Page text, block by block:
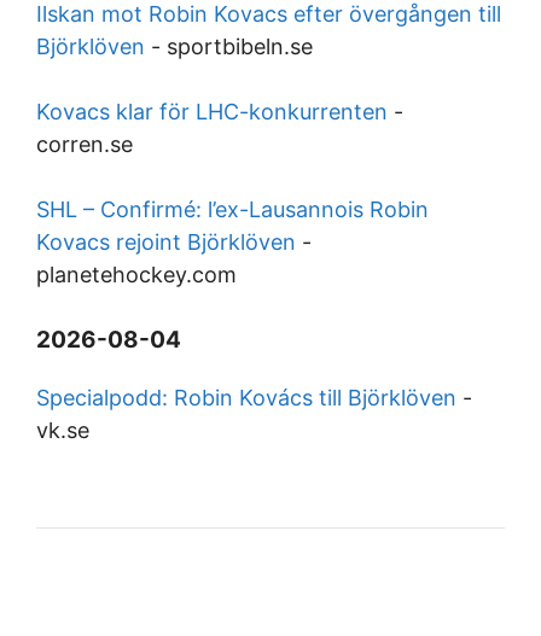
Ilskan mot Robin Kovacs efter övergången till
Björklöven - sportbibeln.se
Kovacs klar för LHC-konkurrenten -
corren.se
SHL – Confirmé: l’ex-Lausannois Robin
Kovacs rejoint Björklöven -
planetehockey.com
2026-08-04
Specialpodd: Robin Kovács till Björklöven -
vk.se